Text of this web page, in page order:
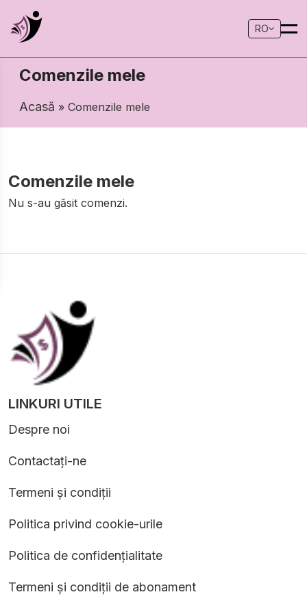
RO
Comenzile mele
Acasă » Comenzile mele
Comenzile mele
Nu s-au găsit comenzi.
LINKURI UTILE
Despre noi
Contactați-ne
Termeni și condiții
Politica privind cookie-urile
Politica de confidențialitate
Termeni și condiții de abonament